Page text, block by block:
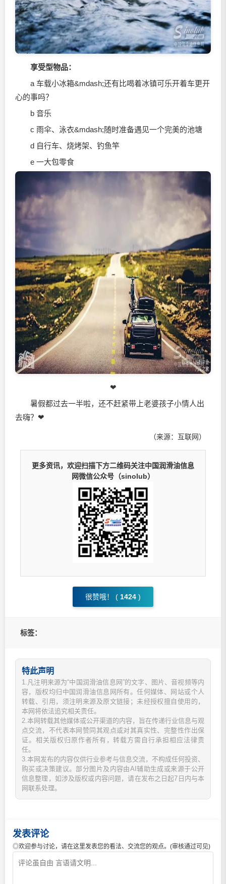
享受型物品：
a 车载小冰箱&mdash;还有比喝着冰镇可乐开着车更开
心的事吗？
b 音乐
c 雨伞、泳衣&mdash;随时准备遇见一个完美的池塘
d 自行车、烧烤架、钓鱼竿
e 一大包零食
❤
暑假都过去一半啦，还不赶紧带上老婆孩子小情人出
去嗨？❤
（来源：互联网）
更多资讯，欢迎扫描下方二维码关注中国润滑油信息
网微信公众号（sinolub）
很赞哦！ ( 1424 )
标签：
特此声明
1.凡注明来源为“中国润滑油信息网”的文字、图片、音视频等内
容，版权均归中国润滑油信息网所有。任何媒体、网站或个人
转载、引用，须注明来源及原文链接；未经授权擅自使用的，
本网将依法追究相关责任。
2.本网转载其他媒体或公开渠道的内容，旨在传递行业信息与观
点交流，不代表本网赞同其观点或对其真实性、完整性作出保
证。相关版权归原作者所有，转载方需自行承担相应法律责
任。
3.本网发布的内容仅供行业参考与信息交流，不构成任何投资、
购买或决策建议。部分图片及内容由AI辅助生成或来源于公开
信息整理，如涉及版权或内容问题，请在发布之日起7日内与本
网联系处理。
发表评论
◎欢迎参与讨论，请在这里发表您的看法、交流您的观点。(审核通过可见)